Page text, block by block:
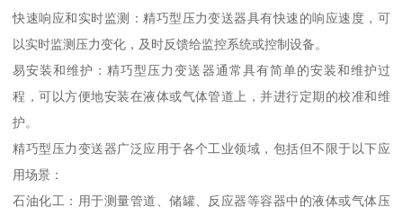
快速响应和实时监测：精巧型压力变送器具有快速的响应速度，可
以实时监测压力变化，及时反馈给监控系统或控制设备。
易安装和维护：精巧型压力变送器通常具有简单的安装和维护过
程，可以方便地安装在液体或气体管道上，并进行定期的校准和维
护。
精巧型压力变送器广泛应用于各个工业领域，包括但不限于以下应
用场景：
石油化工：用于测量管道、储罐、反应器等容器中的液体或气体压